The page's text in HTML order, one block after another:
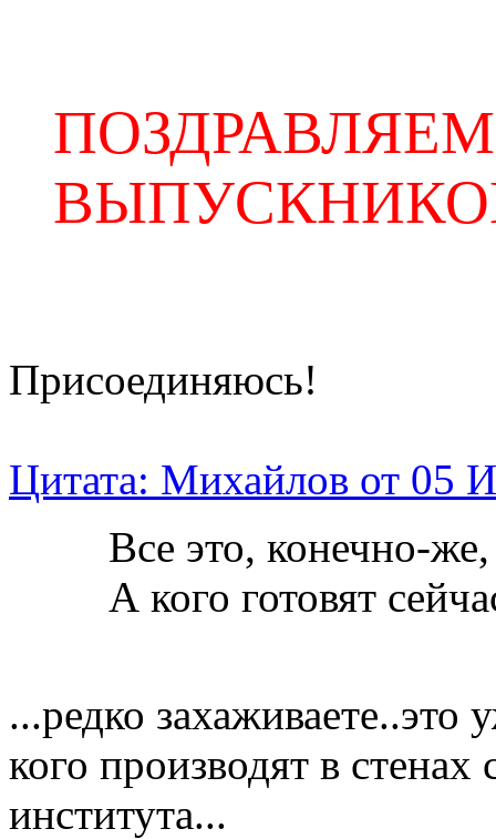
ПОЗДРАВЛЯЕМ
Присоединяюсь!
Цитата: Михайлов от 05
Все это, конечно-же,
А кого готовят
...редко захаживаете..это
кого производят в
института...